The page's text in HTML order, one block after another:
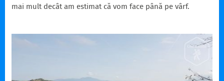
mai mult decât am estimat că vom face până pe vârf.